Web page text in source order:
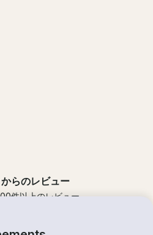
らのレビュー
件以上のレビュー